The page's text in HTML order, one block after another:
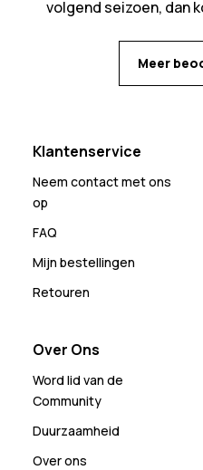
volgend seizoen, dan
Meer
Klantenservice
Neem contact met ons
op
FAQ
Mijn bestellingen
Retouren
Over Ons
Word lid van de
Community
Duurzaamheid
Over ons